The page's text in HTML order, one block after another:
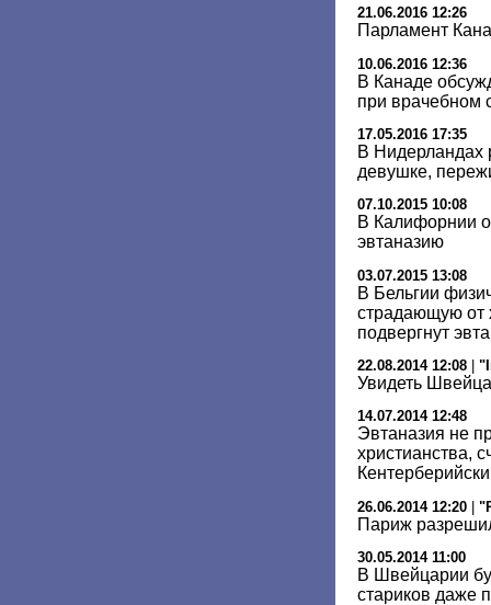
21.06.2016 12:26
Парламент
10.06.2016 12:36
В Канаде
при врачебном
17.05.2016 17:35
В Нидерландах
девушке,
07.10.2015 10:08
В Калифорнии
эвтаназию
03.07.2015 13:08
В Бельгии
страдающую от
подвергнут
22.08.2014 12:08
Увидеть
14.07.2014 12:48
Эвтаназия не
христианства,
26.06.2014 12:20 |
Париж
30.05.2014 11:00
В Швейцарии
стариков даже